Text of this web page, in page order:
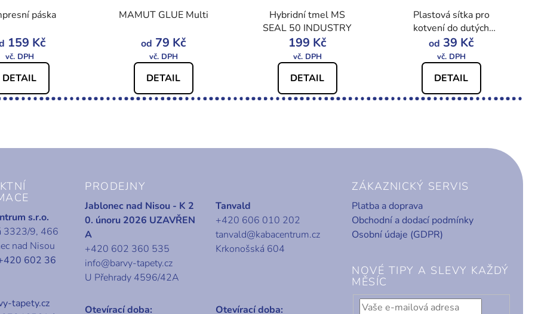
páska
159 Kč
DETAIL
MAMUT GLUE Multi
od 79 Kč
DETAIL
Hybridní tmel MS
SEAL 50 INDUSTRY
199 Kč
DETAIL
Plastová sítka pro
kotvení do dutých
materiálů v blistru
od 39 Kč
DETAIL
s.r.o.
3323/9, 466
nad Nisou
602 36
tapety.cz
PRODEJNY
Jablonec nad Nisou - K 2
0. únoru 2026 UZAVŘEN
A
+420 602 360 535
info@barvy-tapety.cz
U Přehrady 4596/42A
Tanvald
+420 606 010 202
tanvald@kabacentrum.cz
Krkonošská 604
Otevírací doba: Otevírací doba:
ZÁKAZNICKÝ SERVIS
Platba a doprava
Obchodní a dodací podmínky
Osobní údaje (GDPR)
NOVÉ TIPY A SLEVY KAŽDÝ
MĚSÍC